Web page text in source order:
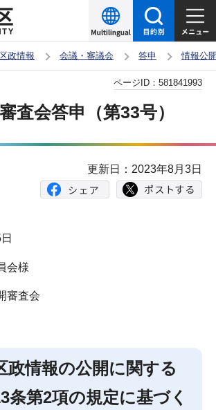
区政情報 会議・審議会 答申 情報公
査会答申（第33号）
ページID： 581841993
更新日：2023年8月3日
会様
審査会
政情報の公開に関する
条第2項の規定に基づく